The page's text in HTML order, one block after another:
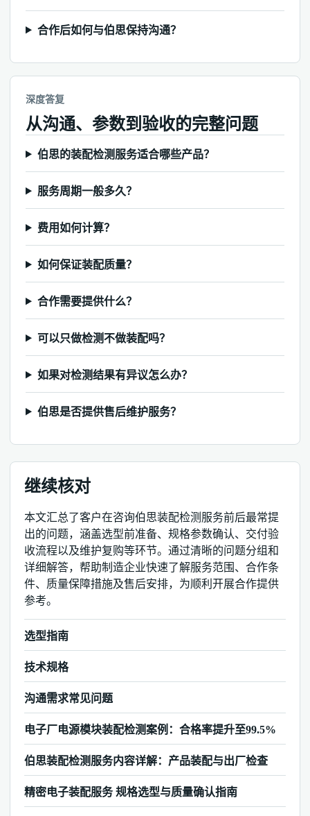
合作后如何与伯思保持沟通？
深度答复
从沟通、参数到验收的完整问题
伯思的装配检测服务适合哪些产品？
服务周期一般多久？
费用如何计算？
如何保证装配质量？
合作需要提供什么？
可以只做检测不做装配吗？
如果对检测结果有异议怎么办？
伯思是否提供售后维护服务？
继续核对
本文汇总了客户在咨询伯思装配检测服务前后最常提
出的问题，涵盖选型前准备、规格参数确认、交付验
收流程以及维护复购等环节。通过清晰的问题分组和
详细解答，帮助制造企业快速了解服务范围、合作条
件、质量保障措施及售后安排，为顺利开展合作提供
参考。
选型指南
技术规格
沟通需求常见问题
电子厂电源模块装配检测案例：合格率提升至99.5%
伯思装配检测服务内容详解：产品装配与出厂检查
精密电子装配服务 规格选型与质量确认指南